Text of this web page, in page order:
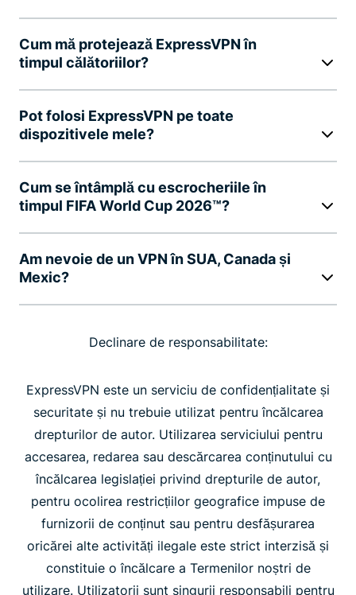
Cum mă protejează ExpressVPN în
timpul călătoriilor?
Pot folosi ExpressVPN pe toate
dispozitivele mele?
Cum se întâmplă cu escrocheriile în
timpul FIFA World Cup 2026™?
Am nevoie de un VPN în SUA, Canada și
Mexic?
Declinare de responsabilitate:
ExpressVPN este un serviciu de confidențialitate și
securitate și nu trebuie utilizat pentru încălcarea
drepturilor de autor. Utilizarea serviciului pentru
accesarea, redarea sau descărcarea conținutului cu
încălcarea legislației privind drepturile de autor,
pentru ocolirea restricțiilor geografice impuse de
furnizorii de conținut sau pentru desfășurarea
oricărei alte activități ilegale este strict interzisă și
constituie o încălcare a Termenilor noștri de
utilizare. Utilizatorii sunt singurii responsabili pentru